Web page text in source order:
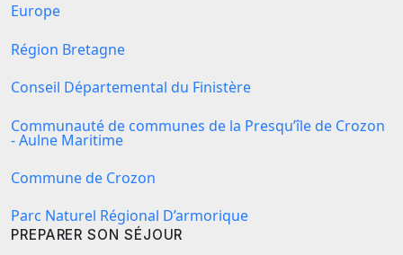
Europe
Région Bretagne
Conseil Départemental du Finistère
Communauté de communes de la Presqu’île de Crozon
- Aulne Maritime
Commune de Crozon
Parc Naturel Régional D’armorique
PREPARER SON SÉJOUR